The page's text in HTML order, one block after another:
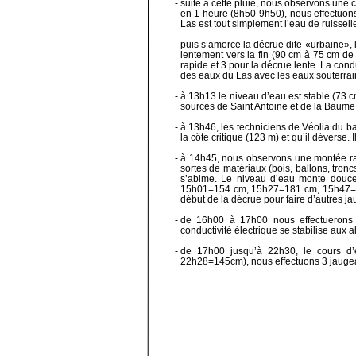
- suite à cette pluie, nous observons une
en 1 heure (8h50-9h50), nous
Las est tout simplement l’eau de
- puis s’amorce la décrue dite
lentement vers la fin (90 cm à 75 cm
rapide et 3 pour la décrue lente. La
des eaux du Las avec les eaux
- à 13h13 le niveau d’eau est stable (73
sources de Saint Antoine et de la
- à 13h46, les techniciens de Véolia du
la côte critique (123 m) et qu’il
- à 14h45, nous observons une montée
sortes de matériaux (bois, ballons,
s’abime. Le niveau d’eau monte
15h01=154 cm, 15h27=181 cm,
début de la décrue pour faire d’autres
- de 16h00 à 17h00 nous
conductivité électrique se stabilise aux
- de 17h00 jusqu’à 22h30, le cours
22h28=145cm), nous effectuons 3